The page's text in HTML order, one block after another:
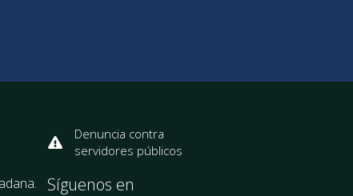
Denuncia contra
servidores públicos
Síguenos en